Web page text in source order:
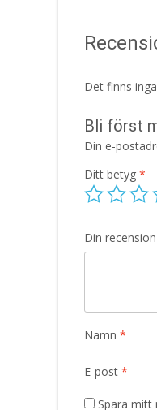
Det finns
Bli först
Din e-
Ditt betyg *
Din recension
Namn *
E-post *
Spara mitt